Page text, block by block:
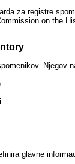
za registre
on the
glavne